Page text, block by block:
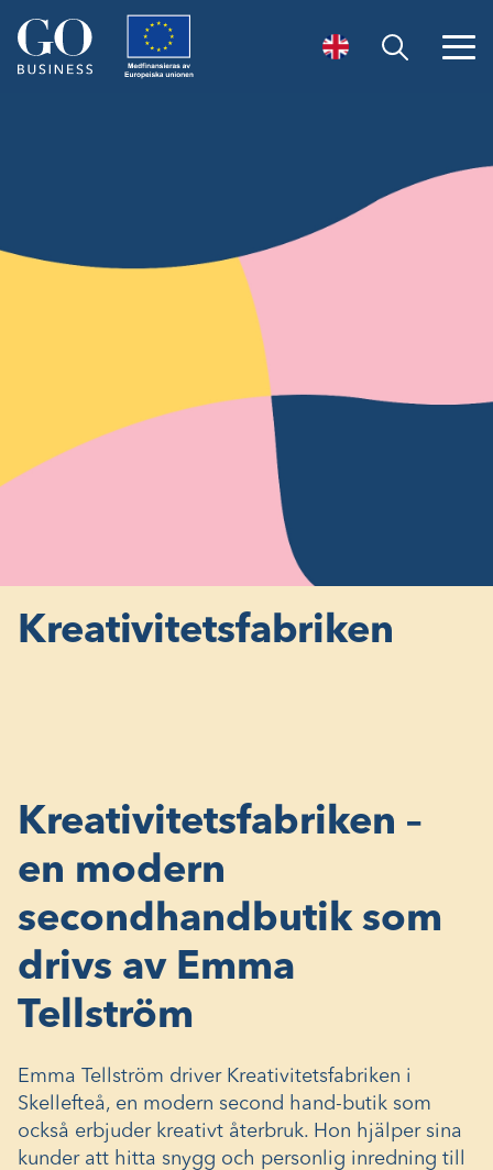
Öppna sök
Kreativitetsfabriken
Kreativitetsfabriken –
en modern
secondhandbutik som
drivs av Emma
Tellström
Emma Tellström driver Kreativitetsfabriken i
Skellefteå, en modern second hand-butik som
också erbjuder kreativt återbruk. Hon hjälper sina
kunder att hitta snygg och personlig inredning till